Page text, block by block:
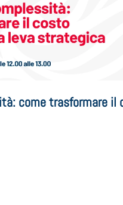
come trasformare il